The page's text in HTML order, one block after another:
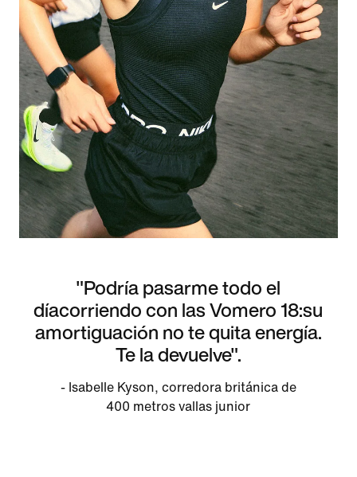
"Podría pasarme todo el
díacorriendo con las Vomero 18:su
amortiguación no te quita energía.
Te la devuelve".
- Isabelle Kyson, corredora británica de
400 metros vallas junior